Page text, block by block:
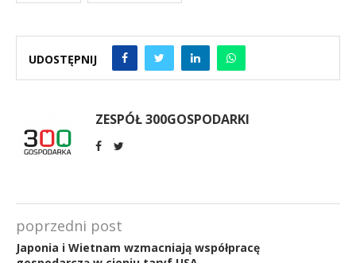
UDOSTĘPNIJ
ZESPÓŁ 300GOSPODARKI
poprzedni post
Japonia i Wietnam wzmacniają współpracę